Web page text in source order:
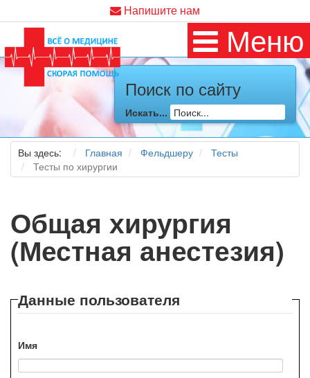
Напишите нам
Меню
Поиск по сайту
Искать...
Вы здесь: Главная Фельдшеру
Тесты
Тесты по хирургии
Общая хирургия
(Местная анестезия)
Данные пользователя
Имя